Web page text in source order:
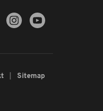
Sitemap